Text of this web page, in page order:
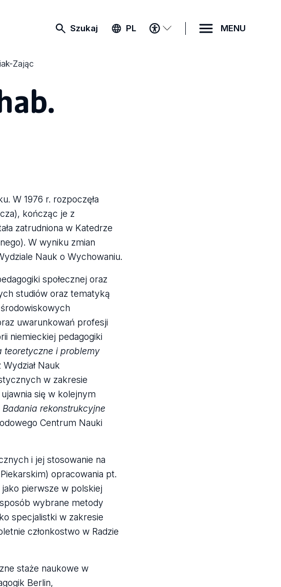
Szukaj PL
MENU
DOSTĘPNOŚCI
MENU
Zając
W 1976 r. rozpoczęła
kończąc je z
zatrudniona w Katedrze
W wyniku zmian
Nauk o Wychowaniu.
społecznej oraz
studiów oraz tematyką
uwarunkowań profesji
niemieckiej pedagogiki
teoretyczne i problemy
Nauk
w zakresie
się w kolejnym
rekonstrukcyjne
Centrum Nauki
i jej stosowanie na
opracowania pt.
pierwsze w polskiej
wybrane metody
specjalistki w zakresie
członkostwo w Radzie
staże naukowe w
Berlin,